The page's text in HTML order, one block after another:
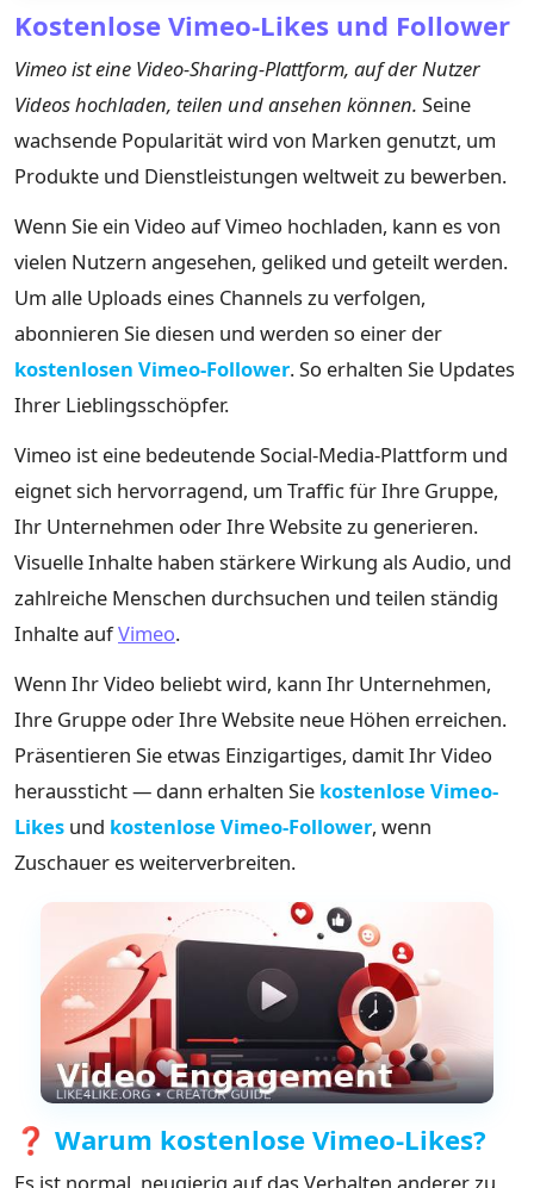
Kostenlose Vimeo-Likes und Follower
Vimeo ist eine Video-Sharing-Plattform, auf der Nutzer
Videos hochladen, teilen und ansehen können. Seine
wachsende Popularität wird von Marken genutzt, um
Produkte und Dienstleistungen weltweit zu bewerben.
Wenn Sie ein Video auf Vimeo hochladen, kann es von
vielen Nutzern angesehen, geliked und geteilt werden.
Um alle Uploads eines Channels zu verfolgen,
abonnieren Sie diesen und werden so einer der
kostenlosen Vimeo-Follower. So erhalten Sie Updates
Ihrer Lieblingsschöpfer.
Vimeo ist eine bedeutende Social-Media-Plattform und
eignet sich hervorragend, um Traffic für Ihre Gruppe,
Ihr Unternehmen oder Ihre Website zu generieren.
Visuelle Inhalte haben stärkere Wirkung als Audio, und
zahlreiche Menschen durchsuchen und teilen ständig
Inhalte aufVimeo.
Wenn Ihr Video beliebt wird, kann Ihr Unternehmen,
Ihre Gruppe oder Ihre Website neue Höhen erreichen.
Präsentieren Sie etwas Einzigartiges, damit Ihr Video
heraussticht — dann erhalten Sie kostenlose Vimeo-
Likes und kostenlose Vimeo-Follower, wenn
Zuschauer es weiterverbreiten.
❓ Warum kostenlose Vimeo-Likes?
Es ist normal, neugierig auf das Verhalten anderer zu